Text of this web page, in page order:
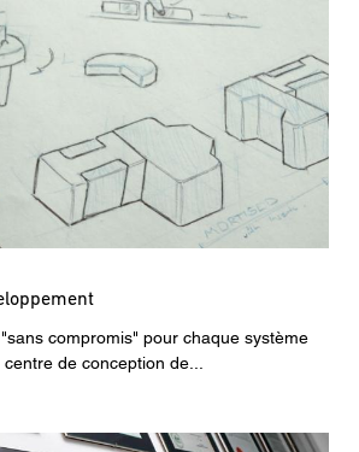
compromis" pour chaque système
de conception de...